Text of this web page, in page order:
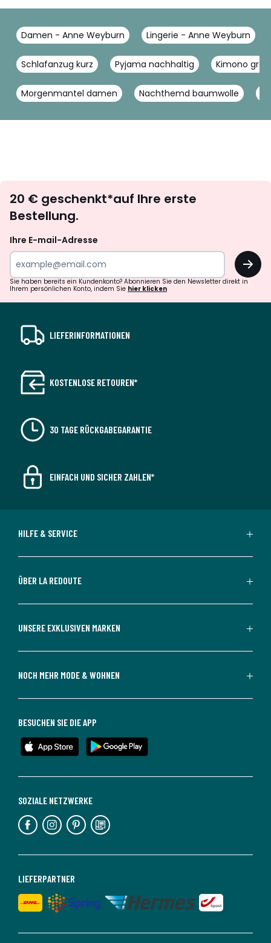
Damen - Anne Weyburn Lingerie - Anne Weyburn
Schlafanzug kurz Pyjama nachhaltig Kimono
Morgenmantel damen Nachthemd baumwolle
abonnieren
20 € geschenkt*auf Ihre erste
Bestellung.
Ihre E-mail-Adresse
OK
Sie haben bereits ein Kundenkonto? Abonnieren Sie den Newsletter direkt in
Ihrem persönlichen Konto, indem Sie hier klicken
LIEFERINFORMATIONEN
KOSTENLOSE RETOUREN*
30 TAGE RÜCKGABEGARANTIE
EINFACH UND SICHER ZAHLEN*
HILFE & SERVICE
ÜBER LA REDOUTE
UNSERE EXKLUSIVEN MARKEN
NOCH MEHR MODE & WOHNEN
LIEFERPARTNER
SOZIALE NETZWERKE
BESUCHEN SIE DIE APP